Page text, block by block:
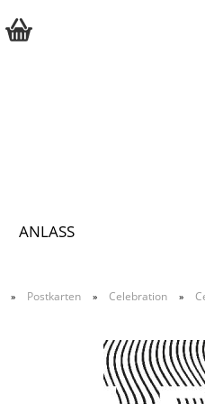
Sticker
Eggs
Paperclutch
ANLASS
» Postkarten » Celebration »